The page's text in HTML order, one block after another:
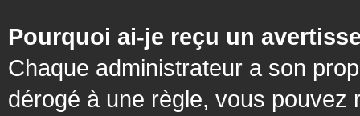
Pourquoi ai-je reçu un
Chaque administrateur a son
dérogé à une règle, vous pouvez